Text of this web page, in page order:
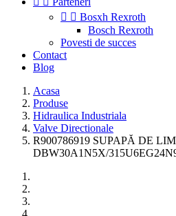
  Bosxh Rexroth
Bosch Rexroth
Povesti de succes
Contact
Blog
Acasa
Produse
Hidraulica Industriala
Valve Directionale
R900786919 SUPAPĂ DE
DBW30A1N5X/